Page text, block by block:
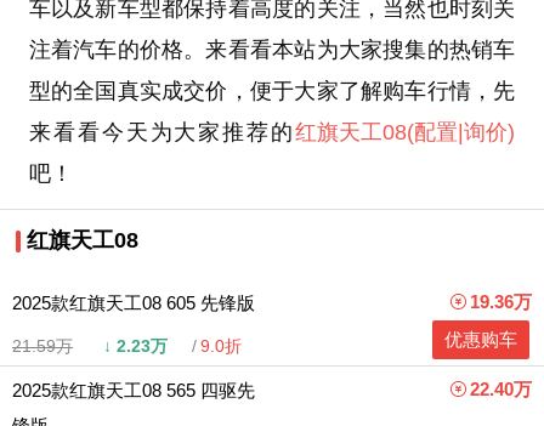
车以及新车型都保持着高度的关注，当然也时刻关
注着汽车的价格。来看看本站为大家搜集的热销车
型的全国真实成交价，便于大家了解购车行情，先
来看看今天为大家推荐的红旗天工08(配置 |询价)
吧！
红旗天工08
2025款红旗天工08 605 先锋版
21.59万 ↓ 2.23万 9.0折
19.36万
优惠购车
2025款红旗天工08 565 四驱先
22.40万